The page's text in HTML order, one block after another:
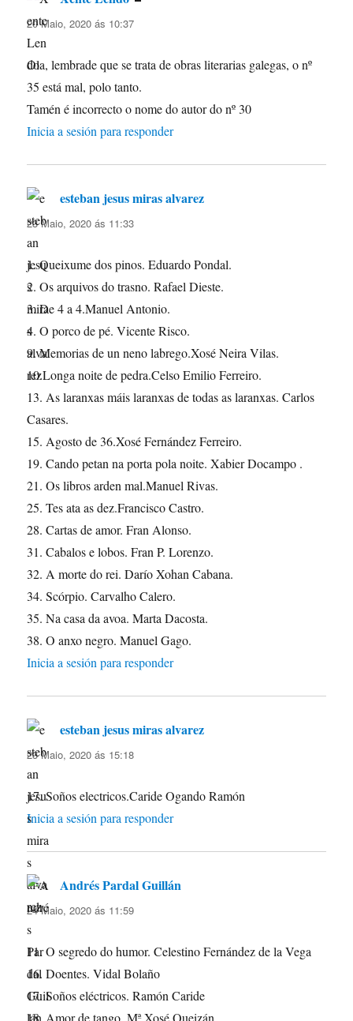
20 Maio, 2020 ás 10:37
Ola, lembrade que se trata de obras literarias galegas, o nº
35 está mal, polo tanto.
Tamén é incorrecto o nome do autor do nº 30
Inicia a sesión para responder
esteban jesus miras alvarez
23 Maio, 2020 ás 11:33
1. Queixume dos pinos. Eduardo Pondal.
2. Os arquivos do trasno. Rafael Dieste.
3. De 4 a 4.Manuel Antonio.
4. O porco de pé. Vicente Risco.
9. Memorias de un neno labrego.Xosé Neira Vilas.
10.Longa noite de pedra.Celso Emilio Ferreiro.
13. As laranxas máis laranxas de todas as laranxas. Carlos
Casares.
15. Agosto de 36.Xosé Fernández Ferreiro.
19. Cando petan na porta pola noite. Xabier Docampo .
21. Os libros arden mal.Manuel Rivas.
25. Tes ata as dez.Francisco Castro.
28. Cartas de amor. Fran Alonso.
31. Cabalos e lobos. Fran P. Lorenzo.
32. A morte do rei. Darío Xohan Cabana.
34. Scórpio. Carvalho Calero.
35. Na casa da avoa. Marta Dacosta.
38. O anxo negro. Manuel Gago.
Inicia a sesión para responder
esteban jesus miras alvarez
23 Maio, 2020 ás 15:18
17. Soños electricos.Caride Ogando Ramón
Inicia a sesión para responder
Andrés Pardal Guillán
24 Maio, 2020 ás 11:59
11. O segredo do humor. Celestino Fernández de la Vega
16. Doentes. Vidal Bolaño
17. Soños eléctricos. Ramón Caride
18. Amor de tango. Mª Xosé Queizán